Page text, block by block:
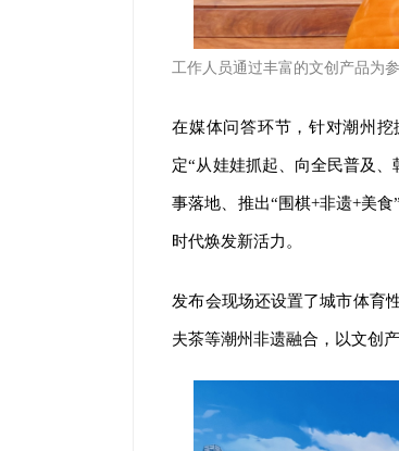
工作人员通过丰富的文创产品为
在媒体问答环节，针对潮州
定“从娃娃抓起、向全民普及
事落地、推出“围棋+非遗+美
时代焕发新活力。
发布会现场还设置了城市体育
夫茶等潮州非遗融合，以文创